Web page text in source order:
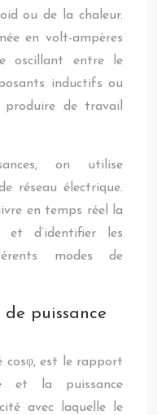
ou de la chaleur.
en volt-ampères
oscillant entre le
inductifs ou
produire de travail
on utilise
réseau électrique.
en temps réel la
et d’identifier les
modes de
puissance
cosφ, est le rapport
et la puissance
avec laquelle le